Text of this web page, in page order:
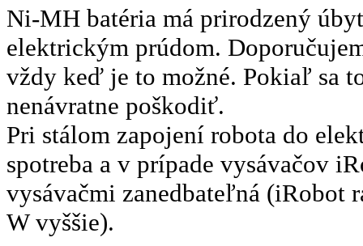
Ni-MH batéria má prirodzený
elektrickým prúdom.
vždy keď je to možné. Pokiaľ sa
nenávratne poškodiť.
Pri stálom zapojení robota do
spotreba a v prípade vysávačov
vysávačmi zanedbateľná (iRobot
W vyššie).